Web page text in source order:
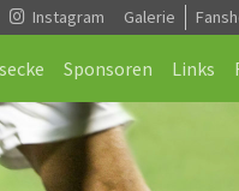
Instagram Galerie
Sponsoren Links